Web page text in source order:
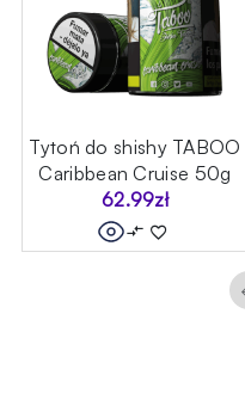
Tytoń do shishy TABOO
Caribbean Cruise 50g
62.99zł